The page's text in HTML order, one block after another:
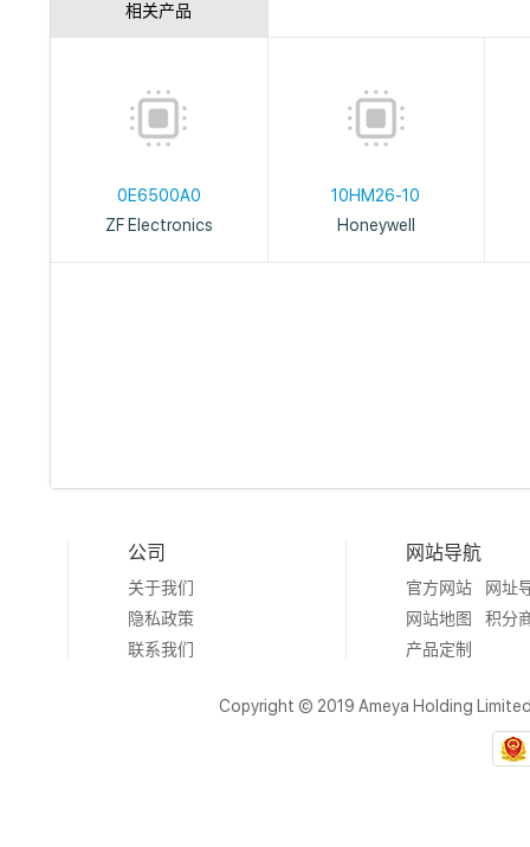
相关产品
0E6500A0
ZF Electronics
10HM26-10
Honeywell
公司
关于我们
隐私政策
联系我们
网站导航
官方网站
网址
网站地图
积分
产品定制
Copyright © 2019 Ameya Holding